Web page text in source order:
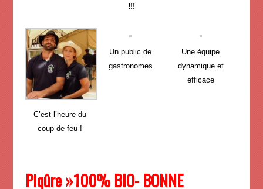
!!!
C’est l’heure du
coup de feu !
Un public de
gastronomes
Une équipe
dynamique et
efficace
Piqûre »100% BIO- BONNE